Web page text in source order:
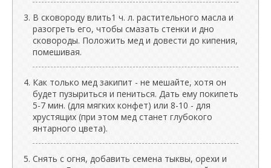
В сковороду влить1 ч. л. растительного масла и
разогреть его, чтобы смазать стенки и дно
сковороды. Положить мед и довести до кипения,
помешивая.
Как только мед закипит - не мешайте, хотя он
будет пузыриться и пениться. Дать ему покипеть
5-7 мин. (для мягких конфет) или 8-10 - для
хрустящих (при этом мед станет глубокого
янтарного цвета).
Снять с огня, добавить семена тыквы, орехи и